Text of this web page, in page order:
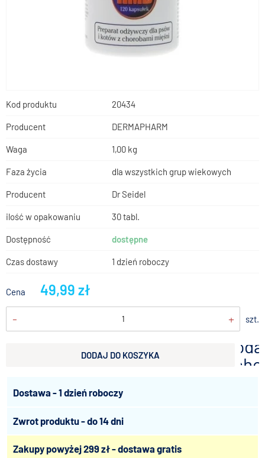
Kod produktu 20434
Producent DERMAPHARM
Waga 1,00 kg
Faza życia dla wszystkich grup wiekowych
Producent Dr Seidel
ilość w opakowaniu 30 tabl.
Dostępność dostępne
Czas dostawy 1 dzień roboczy
Cena 49,99 zł
- + szt.
DODAJ DO KOSZYKA
Dostawa - 1 dzień roboczy
Zwrot produktu - do 14 dni
Zakupy powyżej 299 zł - dostawa gratis